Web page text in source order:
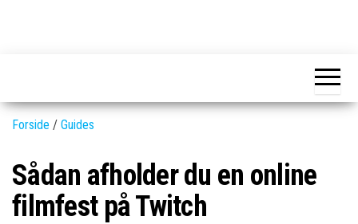
nyeste
Forside / Guides
Sådan afholder du en online
filmfest på Twitch